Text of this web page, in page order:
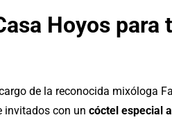
Hoyos para
de la reconocida mixóloga
invitados con un cóctel especial